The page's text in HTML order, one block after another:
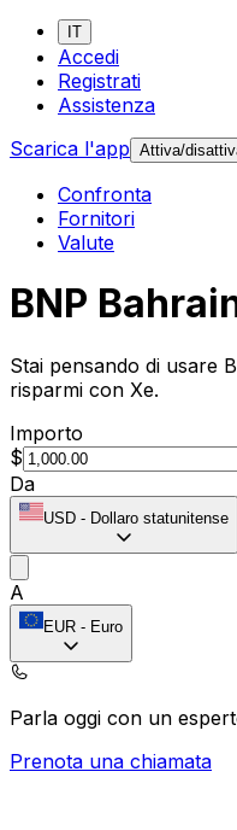
IT
Accedi
Registrati
Assistenza
Scarica l'app Attiva/
Confronta
Fornitori
Valute
BNP
Stai pensando di usare
risparmi con Xe.
Importo
$
Da
USD - Dollaro statunitense
A
EUR - Euro
Parla oggi con un
Prenota una chiamata